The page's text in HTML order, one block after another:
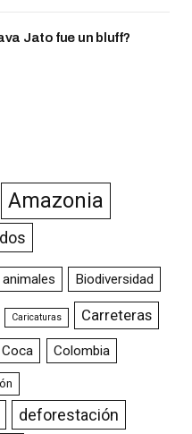
Jato fue un bluff?
Amazonia
animales Biodiversidad
Caricaturas Carreteras
Coca Colombia
deforestación